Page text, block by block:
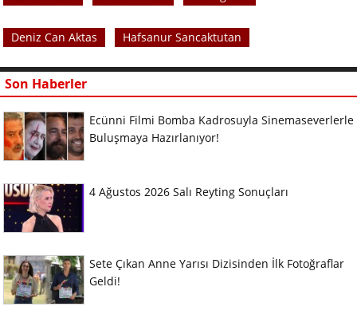
Deniz Can Aktas Hafsanur Sancaktutan
Son Haberler
Ecünni Filmi Bomba Kadrosuyla Sinemaseverlerle
Buluşmaya Hazırlanıyor!
4 Ağustos 2026 Salı Reyting Sonuçları
Sete Çıkan Anne Yarısı Dizisinden İlk Fotoğraflar
Geldi!